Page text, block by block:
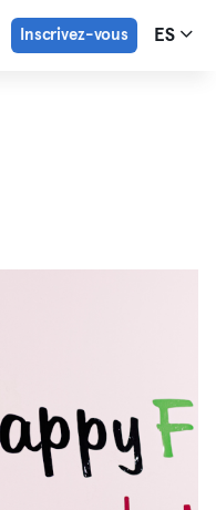
Inscrivez-vous ES